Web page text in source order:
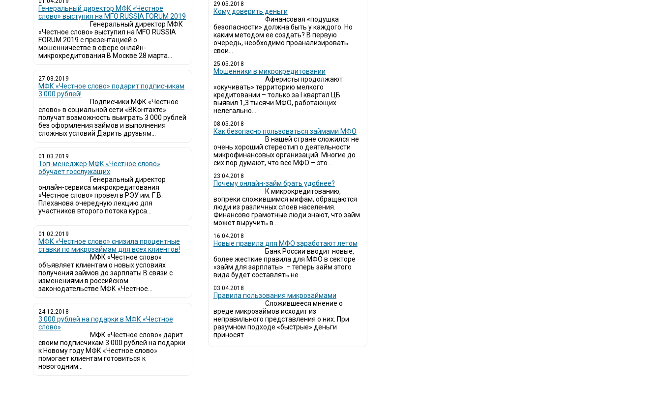
Генеральный директор МФК «Честное
слово» выступил на MFO RUSSIA FORUM 2019
Генеральный директор МФК
«Честное слово» выступил на MFO RUSSIA
FORUM 2019 с презентацией о
мошенничестве в сфере онлайн-
микрокредитования В Москве 28 марта...
27.03.2019
МФК «Честное слово» подарит подписчикам
3 000 рублей!
Подписчики МФК «Честное
слово» в социальной сети «ВКонтакте»
получат возможность выиграть 3 000 рублей
без оформления займов и выполнения
сложных условий Дарить друзьям...
01.03.2019
Топ-менеджер МФК «Честное слово»
обучает госслужащих
Генеральный директор
онлайн-сервиса микрокредитования
«Честное слово» провел в РЭУ им. Г.В.
Плеханова очередную лекцию для
участников второго потока курса...
01.02.2019
МФК «Честное слово» снизила процентные
ставки по микрозаймам для всех клиентов!
МФК «Честное слово»
объявляет клиентам о новых условиях
получения займов до зарплаты В связи с
изменениями в российском
законодательстве МФК «Честное...
24.12.2018
3 000 рублей на подарки в МФК «Честное
слово»
МФК «Честное слово» дарит
своим подписчикам 3 000 рублей на подарки
к Новому году МФК «Честное слово»
помогает клиентам готовиться к
новогодним...
29.05.2018
Кому доверить деньги
Финансовая «подушка
безопасности» должна быть у каждого. Но
каким методом ее создать? В первую
очередь, необходимо проанализировать
свои...
25.05.2018
Мошенники в микрокредитовании
Аферисты продолжают
«окучивать» территорию мелкого
кредитовании – только за I квартал ЦБ
выявил 1,3 тысячи МФО, работающих
нелегально...
08.05.2018
Как безопасно пользоваться займами МФО
В нашей стране сложился не
очень хороший стереотип о деятельности
микрофинансовых организаций. Многие до
сих пор думают, что все МФО – это...
23.04.2018
Почему онлайн-займ брать удобнее?
К микрокредитованию,
вопреки сложившимся мифам, обращаются
люди из различных слоев населения.
Финансово грамотные люди знают, что займ
может выручить в...
16.04.2018
Новые правила для МФО заработают летом
Банк России вводит новые,
более жесткие правила для МФО в секторе
«займ для зарплаты» – теперь займ этого
вида будет составлять не...
03.04.2018
​Правила пользования микрозаймами
Сложившееся мнение о
вреде микрозаймов исходит из
неправильного представления о них. При
разумном подходе «быстрые» деньги
приносят...